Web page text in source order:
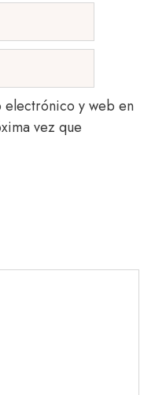
y web en
vez que